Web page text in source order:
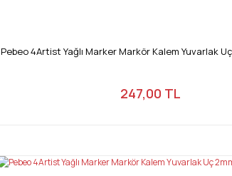
Pebeo 4Artist Yağlı Marker Markör Kalem Yuvarlak
247,00 TL